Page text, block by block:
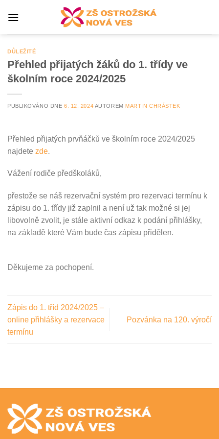
DŮLEŽITÉ
Přehled přijatých žáků do 1. třídy ve
školním roce 2024/2025
PUBLIKOVÁNO DNE 6. 12. 2024 AUTOREM MARTIN CHRÁSTEK
Přehled přijatých prvňáčků ve školním roce 2024/2025
najdete zde.
Vážení rodiče předškoláků,
přestože se náš rezervační systém pro rezervaci termínu k
zápisu do 1. třídy již zaplnil a není už tak možné si jej
libovolně zvolit, je stále aktivní odkaz k podání přihlášky,
na základě které Vám bude čas zápisu přidělen.
Děkujeme za pochopení.
Zápis do 1. tříd 2024/2025 –
online přihlášky a rezervace
termínu
Pozvánka na 120. výročí